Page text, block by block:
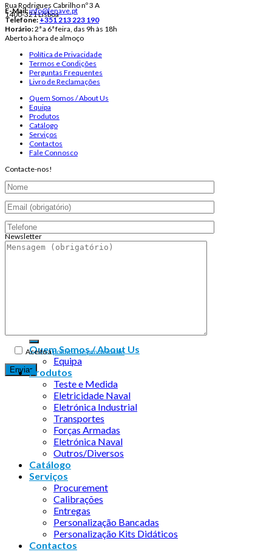
Rua Rodrigues Cabrilho nº 3 A
1400-321 Lisboa
E-Mail:info@lenave.pt
Telefone:+351 213 223 190
Horário:2ª a 6ª feira, das 9h às 18h
Aberto à hora de almoço
Política de Privacidade
Termos e Condições
Perguntas Frequentes
Livro de Reclamações
Quem Somos / About Us
Equipa
Produtos
Catálogo
Serviços
Contactos
Fale Connosco
Contacte-nos!
Aceito apolítica de privacidade
Newsletter
Endereço de email:
Quem Somos / About Us
Equipa
Produtos
Teste e Medida
Eletricidade Naval
Eletrónica Industrial
Transportes
Forças Armadas
Eletrónica Naval
Outros/Diversos
Catálogo
Serviços
Procurement
Calibrações
Entregas
Personalização Bancadas
Personalização Kits Didáticos
Contactos